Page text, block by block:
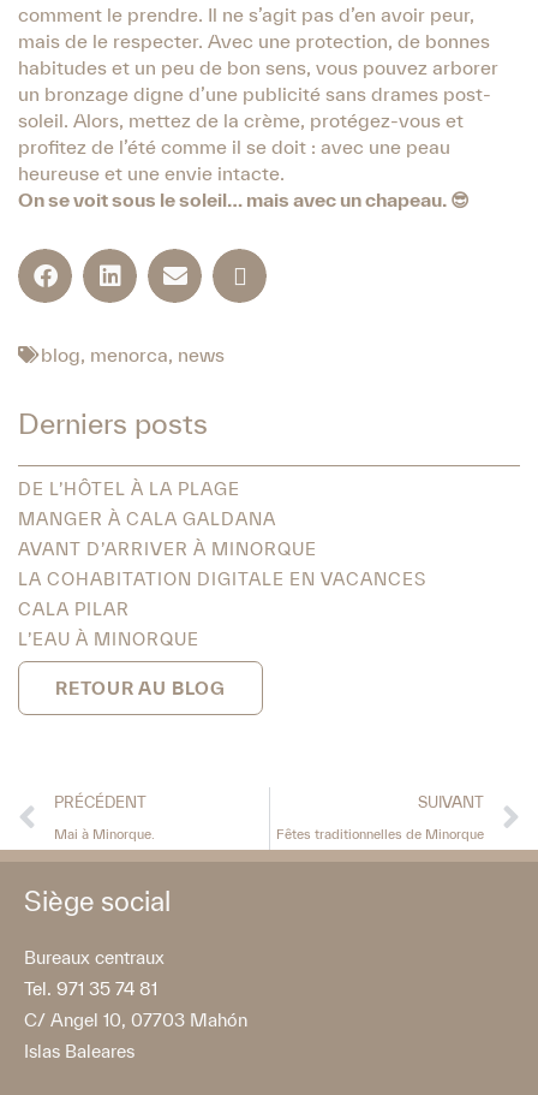
comment le prendre. Il ne s’agit pas d’en avoir peur,
mais de le respecter. Avec une protection, de bonnes
habitudes et un peu de bon sens, vous pouvez arborer
un bronzage digne d’une publicité sans drames post-
soleil. Alors, mettez de la crème, protégez-vous et
profitez de l’été comme il se doit : avec une peau
heureuse et une envie intacte.
On se voit sous le soleil… mais avec un chapeau. 😎
blog, menorca, news
Derniers posts
DE L’HÔTEL À LA PLAGE
MANGER À CALA GALDANA
AVANT D’ARRIVER À MINORQUE
LA COHABITATION DIGITALE EN VACANCES
CALA PILAR
L’EAU À MINORQUE
RETOUR AU BLOG
PRÉCÉDENT
Mai à Minorque.
SUIVANT
Fêtes traditionnelles de Minorque
Siège social
Bureaux centraux
Tel. 971 35 74 81
C/ Angel 10, 07703 Mahón
Islas Baleares